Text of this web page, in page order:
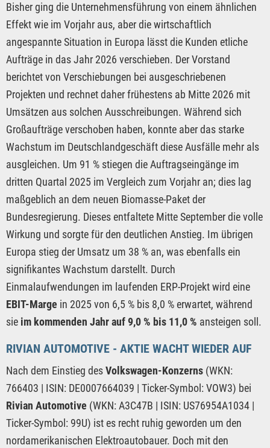
Bisher ging die Unternehmensführung von einem ähnlichen
Effekt wie im Vorjahr aus, aber die wirtschaftlich
angespannte Situation in Europa lässt die Kunden etliche
Aufträge in das Jahr 2026 verschieben. Der Vorstand
berichtet von Verschiebungen bei ausgeschriebenen
Projekten und rechnet daher frühestens ab Mitte 2026 mit
Umsätzen aus solchen Ausschreibungen. Während sich
Großaufträge verschoben haben, konnte aber das starke
Wachstum im Deutschlandgeschäft diese Ausfälle mehr als
ausgleichen. Um 91 % stiegen die Auftragseingänge im
dritten Quartal 2025 im Vergleich zum Vorjahr an; dies lag
maßgeblich an dem neuen Biomasse-Paket der
Bundesregierung. Dieses entfaltete Mitte September die volle
Wirkung und sorgte für den deutlichen Anstieg. Im übrigen
Europa stieg der Umsatz um 38 % an, was ebenfalls ein
signifikantes Wachstum darstellt. Durch
Einmalaufwendungen im laufenden ERP-Projekt wird eine
EBIT-Marge in 2025 von 6,5 % bis 8,0 % erwartet, während
sie im kommenden Jahr auf 9,0 % bis 11,0 % ansteigen soll.
RIVIAN AUTOMOTIVE - AKTIE WACHT WIEDER AUF
Nach dem Einstieg desVolkswagen-Konzerns (WKN:
766403 | ISIN: DE0007664039 | Ticker-Symbol: VOW3) bei
Rivian Automotive (WKN: A3C47B | ISIN: US76954A1034 |
Ticker-Symbol: 99U) ist es recht ruhig geworden um den
nordamerikanischen Elektroautobauer. Doch mit den